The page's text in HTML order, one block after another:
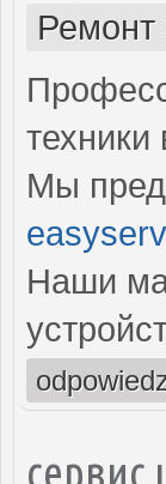
Ремонт
техники
Мы
Наши